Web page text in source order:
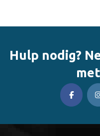
Hulp nodig?